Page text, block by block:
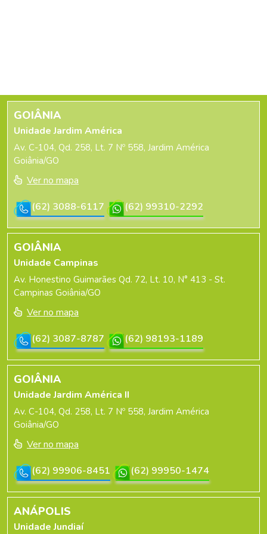
GOIÂNIA
Unidade Jardim América
Av. C-104, Qd. 258, Lt. 7 Nº 558, Jardim América
Goiânia/GO
Ver no mapa
(62) 3088-6117
(62) 99310-2292
GOIÂNIA
Unidade Campinas
Av. Honestino Guimarães Qd. 72, Lt. 10, N° 413 - St.
Campinas Goiânia/GO
Ver no mapa
(62) 3087-8787
(62) 98193-1189
GOIÂNIA
Unidade Jardim América II
Av. C-104, Qd. 258, Lt. 7 Nº 558, Jardim América
Goiânia/GO
Ver no mapa
(62) 99906-8451
(62) 99950-1474
ANÁPOLIS
Unidade Jundiaí